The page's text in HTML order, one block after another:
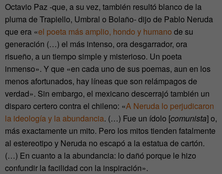
Octavio Paz -que, a su vez, también resultó blanco de la
pluma de Trapiello, Umbral o Bolaño- dijo de Pablo Neruda
que era «el poeta más amplio, hondo y humano de su
generación (…) el más intenso, ora desgarrador, ora
risueño, a un tiempo simple y misterioso. Un poeta
inmenso». Y que «en cada uno de sus poemas, aun en los
menos afortunados, hay líneas que son relámpagos de
verdad». Sin embargo, el mexicano descerrajó también un
disparo certero contra el chileno: «A Neruda lo perjudicaron
la ideología y la abundancia. (…) Fue un ídolo [comunista] o,
más exactamente un mito. Pero los mitos tienden fatalmente
al estereotipo y Neruda no escapó a la estatua de cartón.
(…) En cuanto a la abundancia: lo dañó porque le hizo
confundir la facilidad con la inspiración».